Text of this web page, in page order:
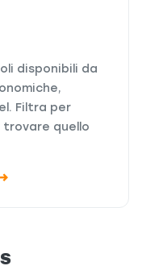
disponibili da
Filtra per
quello